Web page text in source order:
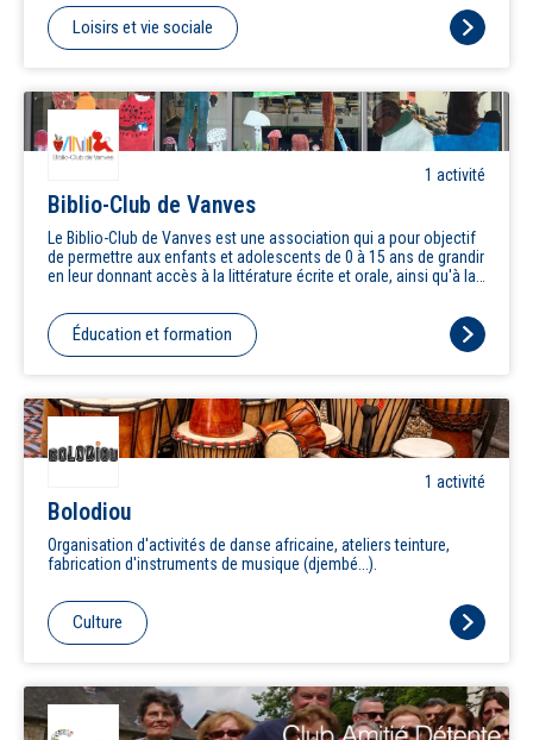
Loisirs et vie sociale
1 activité
Biblio-Club de Vanves
Le Biblio-Club de Vanves est une association qui a pour objectif
de permettre aux enfants et adolescents de 0 à 15 ans de grandir
en leur donnant accès à la littérature écrite et orale, ainsi qu'à la
référents la connaissance de la littérature jeunesse, l'importance
d'une pratique artistique sans jugement ni évaluation, et la
prévalence de la notion de plaisir dans le rapport à la culture, de
Éducation et formation
1 activité
Bolodiou
Organisation d'activités de danse africaine, ateliers teinture,
fabrication d'instruments de musique (djembé...).
Culture